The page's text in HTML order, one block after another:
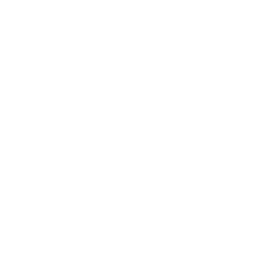
Іноді альбіцію називають
альбіції, ідеальні для